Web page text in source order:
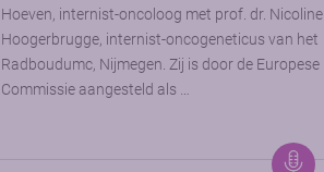
Hoeven, internist-oncoloog met prof. dr. Nicoline
Hoogerbrugge, internist-oncogeneticus van het
Radboudumc, Nijmegen. Zij is door de Europese
Commissie aangesteld als …